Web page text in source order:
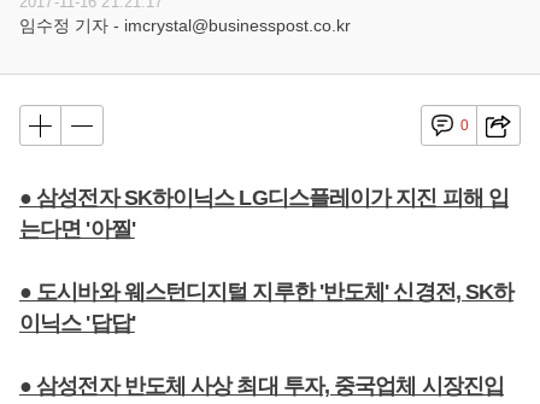
임수정 기자 - imcrystal@businesspost.co.kr
0
● 삼성전자 SK하이닉스 LG디스플레이가 지진 피해 입
는다면 '아찔'
● 도시바와 웨스턴디지털 지루한 '반도체' 신경전, SK하
이닉스 '답답'
● 삼성전자 반도체 사상 최대 투자, 중국업체 시장진입